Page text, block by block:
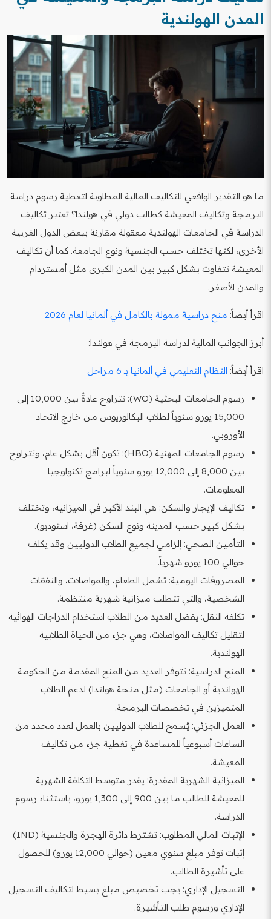
المدن الهولندية
ما هو التقدير الواقعي للتكاليف المالية المطلوبة لتغطية رسوم دراسة
البرمجة وتكاليف المعيشة كطالب دولي في هولندا؟ تعتبر تكاليف
الدراسة في الجامعات الهولندية معقولة مقارنة ببعض الدول الغربية
الأخرى، لكنها تختلف حسب الجنسية ونوع الجامعة. كما أن تكاليف
المعيشة تتفاوت بشكل كبير بين المدن الكبرى مثل أمستردام
والمدن الأصغر.
اقرأ أيضاً: منح دراسية ممولة بالكامل في ألمانيا لعام 2026
أبرز الجوانب المالية لدراسة البرمجة في هولندا:
اقرأ أيضاً: النظام التعليمي في ألمانيا بـ 6 مراحل
رسوم الجامعات البحثية (WO): تتراوح عادةً بين 10,000 إلى
15,000 يورو سنوياً لطلاب البكالوريوس من خارج الاتحاد
الأوروبي.
رسوم الجامعات المهنية (HBO): تكون أقل بشكل عام، وتتراوح
بين 8,000 إلى 12,000 يورو سنوياً لبرامج تكنولوجيا
المعلومات.
تكاليف الإيجار والسكن: هي البند الأكبر في الميزانية، وتختلف
بشكل كبير حسب المدينة ونوع السكن (غرفة، استوديو).
التأمين الصحي: إلزامي لجميع الطلاب الدوليين وقد يكلف
حوالي 100 يورو شهرياً.
المصروفات اليومية: تشمل الطعام، والمواصلات، والنفقات
الشخصية، والتي تتطلب ميزانية شهرية منتظمة.
تكلفة النقل: يفضل العديد من الطلاب استخدام الدراجات الهوائية
لتقليل تكاليف المواصلات، وهي جزء من الحياة الطلابية
الهولندية.
المنح الدراسية: تتوفر العديد من المنح المقدمة من الحكومة
الهولندية أو الجامعات (مثل منحة هولندا) لدعم الطلاب
المتميزين في تخصصات البرمجة.
العمل الجزئي: يُسمح للطلاب الدوليين بالعمل لعدد محدد من
الساعات أسبوعياً للمساعدة في تغطية جزء من تكاليف
المعيشة.
الميزانية الشهرية المقدرة: يقدر متوسط التكلفة الشهرية
للمعيشة للطالب ما بين 900 إلى 1,300 يورو، باستثناء رسوم
الدراسة.
الإثبات المالي المطلوب: تشترط دائرة الهجرة والجنسية (IND)
إثبات توفر مبلغ سنوي معين (حوالي 12,000 يورو) للحصول
على تأشيرة الطالب.
التسجيل الإداري: يجب تخصيص مبلغ بسيط لتكاليف التسجيل
الإداري ورسوم طلب التأشيرة.